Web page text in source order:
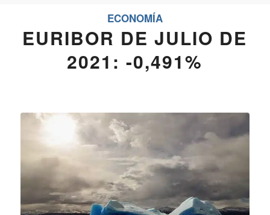
ECONOMÍA
EURIBOR DE JULIO DE
2021: -0,491%